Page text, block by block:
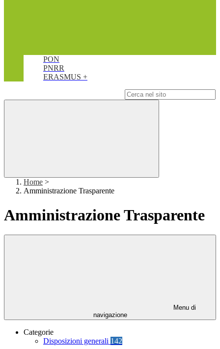
PON
PNRR
ERASMUS +
Home >
Amministrazione Trasparente
Amministrazione Trasparente
Menu di
navigazione
Categorie
Disposizioni generali 142